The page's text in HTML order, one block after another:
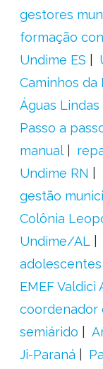
gestores
formação
Undime ES
Caminhos
Águas Lindas
Passo a
manual
Undime RN
gestão
Colônia
Undime/AL
adolescentes
EMEF Valdici
coordenador
semiárido
Ji-Paraná